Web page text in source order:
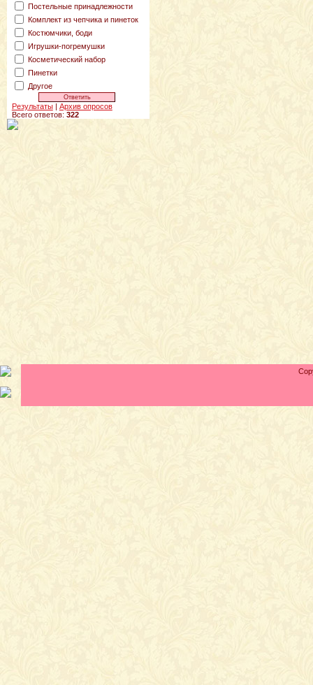
Постельные принадлежности
Комплект из чепчика и пинеток
Костюмчики, боди
Игрушки-погремушки
Косметический набор
Пинетки
Другое
Результаты| Архив опросов
Всего ответов: 322